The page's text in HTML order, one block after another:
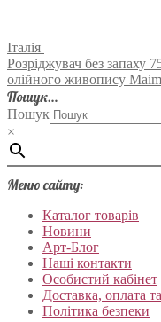
Італія
Розріджувач без запаху
олійного живопису
Пошук…
Пошук
×
Меню сайту:
Каталог товарів
Новини
Арт-Блог
Наші контакти
Особистий кабінет
Доставка, оплата
Політика безпеки